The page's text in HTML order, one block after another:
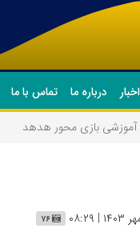
اخبار درباره ما
تماس با ما
آموزشی بازی محور هدهد
۷۶